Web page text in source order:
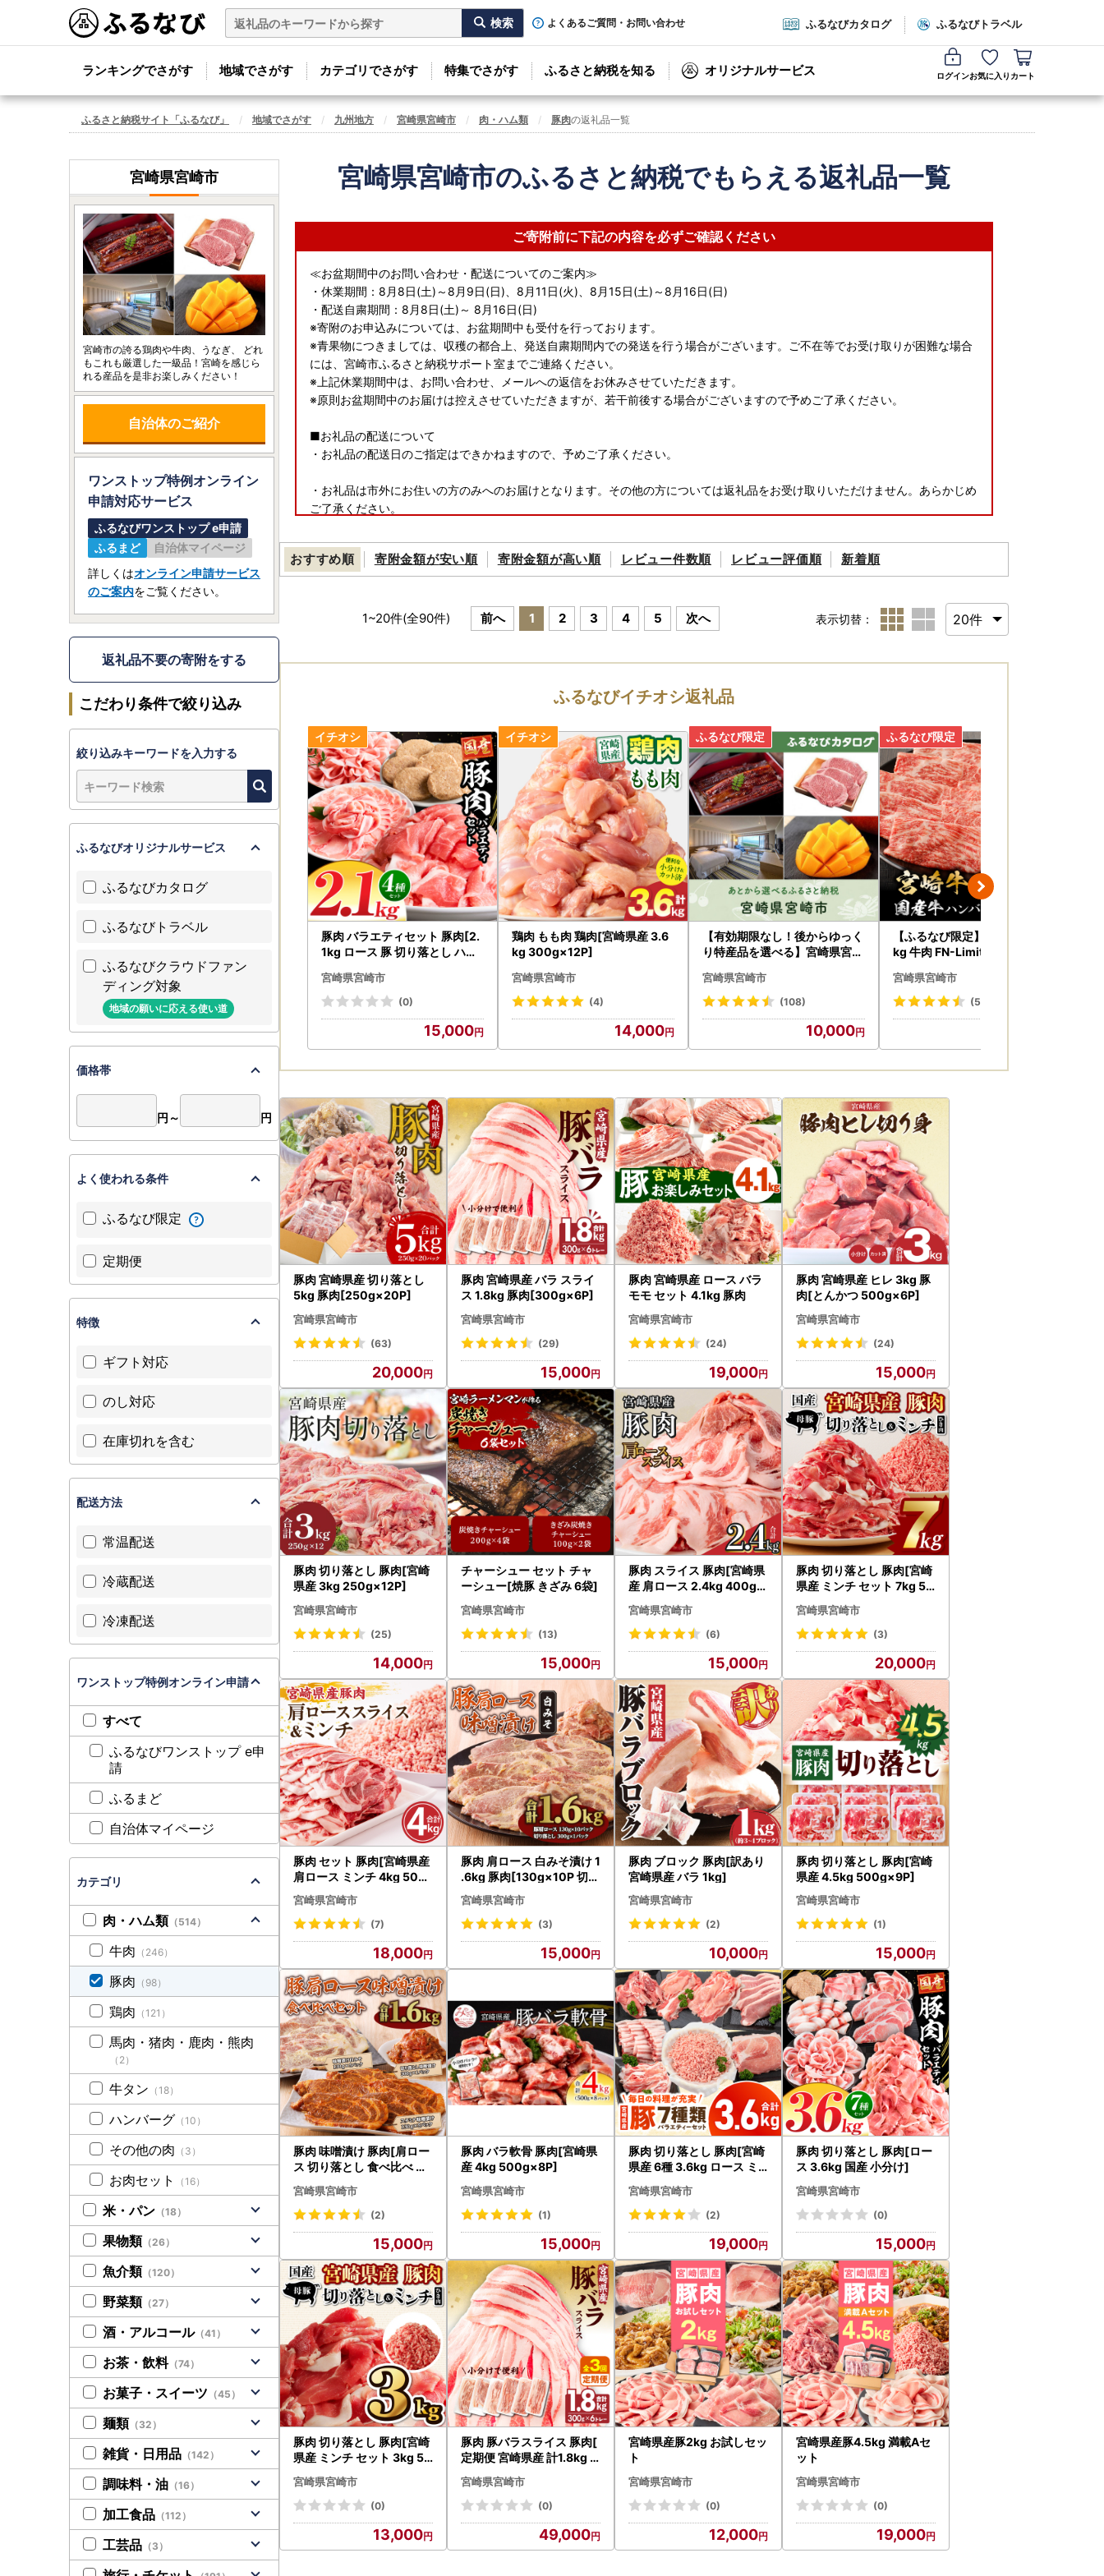
よくあるご質問・お問い合わせ ふるなびカタログ ふるなびトラベル
ランキングでさがす 地域でさがす カテゴリでさがす 特集でさがす ふるさと納税を知る オリジナルサービス ログインお気に入り カート
ふるさと納税サイト「ふるなび」 地域でさがす 九州地方 宮崎県宮崎市 肉・ハム類 豚肉の返礼品一覧
宮崎県宮崎市のふるさと納税でもらえる返礼品一覧
ご寄附前に下記の内容を必ずご確認ください
≪お盆期間中のお問い合わせ・配送についてのご案内≫
・休業期間：8月8日(土)～8月9日(日)、8月11日(火)、8月15日(土)～8月16日(日)
・配送自粛期間：8月8日(土)～ 8月16日(日)
※寄附のお申込みについては、お盆期間中も受付を行っております。
※青果物につきましては、収穫の都合上、発送自粛期間内での発送を行う場合がございます。ご不在等でお受け取りが困難な場合
には、宮崎市ふるさと納税サポート室までご連絡ください。
※上記休業期間中は、お問い合わせ、メールへの返信をお休みさせていただきます。
※原則お盆期間中のお届けは控えさせていただきますが、若干前後する場合がございますので予めご了承ください。
■お礼品の配送について
・お礼品の配送日のご指定はできかねますので、予めご了承ください。
・お礼品は市外にお住いの方のみへのお届けとなります。その他の方については返礼品をお受け取りいただけません。あらかじめ
ご了承ください。
・お礼品毎にお届け時期が異なります。詳しくは各お礼品ページ内に表記がございますのでそちらをご確認ください。
・お礼品の在庫状況により、お礼品ページ内表記のお届け時期以上に時間を頂戴する場合がございますのでご理解の程宜しくお願
・お届けを致しましたお礼品は確実にお受取りください。長期不在等寄付者様事由による返送、劣化、においては再送は出来ませ
お届け先を変更（転送）する場合、転送料金は、ご贈答用の場合でもお届け先様のご負担となりますので、ご住所にお間違いがな
いか十分にご確認の上ご注文ください。
なお、お届け先様が住所不明で配達ができない場合は、送り状記載のご依頼主様に返送させていただきますので、予めご了承くだ
さい。
・梱包はお礼品毎に個別に実施してお届けいたします(複数のお礼品の同一梱包は出来ません)。
・一部離島にはクール便でのお届けが出来ませんのでご注意ください。
■ワンストップ特例申請書
入金確認後、注文内容確認画面の【注文者情報】に記載の住所へ申込完了日から30日程度で発送いたします。
（返信封筒あり・切手不要）
※確定申告をされる方は特例申請の必要はありません。
【ワンストップ特例申請書送付先】
〒885-0078
住所：宮崎県都城市宮丸町3070-1
※ワンストップ特例申請受付を外部委託しています。
【ご寄附についての問い合わせ先】
電話番号 050-5444-6451
お問い合わせメールアドレス support@miyazaki.furusato-lg.jp
平日9時～18時 ※土日祝日、GW、年末年始は休業となります。
おすすめ順 寄附金額が安い順 寄附金額が高い順 レビュー件数順 レビュー評価順 新着順
1~20件(全90件) 前へ 1 2 3 4 5 次へ 表示切替：
ふるなびイチオシ返礼品
豚肉 バラエティセット 豚肉[2.
1kg ロース 豚 切り落とし ハン
宮崎県宮崎市
(0)
15,000
鶏肉 もも肉 鶏肉[宮崎県産 3.6
kg 300g×12P]
宮崎県宮崎市
(4)
14,000
【有効期限なし！後からゆっく
り特産品を選べる】宮崎県宮崎
宮崎県宮崎市
(108)
10,000
【ふるなび限定】牛肉 宮崎牛 1
kg 牛肉 FN-Limited-VO
宮崎県宮崎市
(52)
豚肉 宮崎県産 切り落とし
5kg 豚肉[250g×20P]
宮崎県宮崎市
(63)
20,000
豚肉 宮崎県産 バラ スライ
ス 1.8kg 豚肉[300g×6P]
宮崎県宮崎市
(29)
15,000
豚肉 宮崎県産 ロース バラ
モモ セット 4.1kg 豚肉
宮崎県宮崎市
(24)
19,000
豚肉 宮崎県産 ヒレ 3kg 豚
肉[とんかつ 500g×6P]
宮崎県宮崎市
(24)
15,000
豚肉 切り落とし 豚肉[宮崎
県産 3kg 250g×12P]
宮崎県宮崎市
(25)
14,000
チャーシュー セット チャ
ーシュー[焼豚 きざみ 6袋]
宮崎県宮崎市
(13)
15,000
豚肉 スライス 豚肉[宮崎県
産 肩ロース 2.4kg 400g×
6P]
宮崎県宮崎市
(6)
15,000
豚肉 切り落とし 豚肉[宮崎
県産 ミンチ セット 7kg 50
0g×14P]
宮崎県宮崎市
(3)
20,000
豚肉 セット 豚肉[宮崎県産
肩ロース ミンチ 4kg 500
g×8P]
宮崎県宮崎市
(7)
18,000
豚肉 肩ロース 白みそ漬け 1
.6kg 豚肉[130g×10P 切り
落とし300g]
宮崎県宮崎市
(3)
15,000
豚肉 ブロック 豚肉[訳あり
宮崎県産 バラ 1kg]
宮崎県宮崎市
(2)
10,000
豚肉 切り落とし 豚肉[宮崎
県産 4.5kg 500g×9P]
宮崎県宮崎市
(1)
15,000
豚肉 味噌漬け 豚肉[肩ロー
ス 切り落とし 食べ比べ 白
みそ 計1.6kg]
宮崎県宮崎市
(2)
15,000
豚肉 バラ軟骨 豚肉[宮崎県
産 4kg 500g×8P]
宮崎県宮崎市
(1)
15,000
豚肉 切り落とし 豚肉[宮崎
県産 6種 3.6kg ロース ミ
ンチ モモ バラ等]
宮崎県宮崎市
(2)
19,000
豚肉 切り落とし 豚肉[ロー
ス 3.6kg 国産 小分け]
宮崎県宮崎市
(0)
15,000
豚肉 切り落とし 豚肉[宮崎
県産 ミンチ セット 3kg 50
0g×6P]
宮崎県宮崎市
(0)
13,000
豚肉 豚バラスライス 豚肉[
定期便 宮崎県産 計1.8kg
全3回 隔月]
宮崎県宮崎市
(0)
49,000
宮崎県産豚2kg お試しセッ
ト
宮崎県宮崎市
(0)
12,000
宮崎県産豚4.5kg 満載Aセ
ット
宮崎県宮崎市
(0)
19,000
宮崎県宮崎市
宮崎市の誇る鶏肉や牛肉、うなぎ、 どれ
もこれも厳選した一級品！宮崎を感じら
れる産品を是非お楽しみください！
自治体のご紹介
ワンストップ特例オンライン
申請対応サービス
ふるなびワンストップ e申請
ふるまど
自治体マイページ
詳しくはオンライン申請サービス
のご案内をご覧ください。
返礼品不要の寄附をする
こだわり条件で絞り込み
絞り込みキーワードを入力する
ふるなびオリジナルサービス
ふるなびカタログ
ふるなびトラベル
ふるなびクラウドファン
ディング対象
地域の願いに応える使い道
価格帯
円～ 円
よく使われる条件
ふるなび限定
定期便
特徴
ギフト対応
のし対応
在庫切れを含む
配送方法
常温配送
冷蔵配送
冷凍配送
ワンストップ特例オンライン申請
すべて
ふるなびワンストップ e申
請
ふるまど
自治体マイページ
カテゴリ
肉・ハム類 （514）
牛肉 （246）
豚肉 （98）
鶏肉 （121）
馬肉・猪肉・鹿肉・熊肉
（2）
牛タン （18）
ハンバーグ （10）
その他の肉 （3）
お肉セット （16）
米・パン （18）
果物類 （26）
魚介類 （120）
野菜類 （27）
酒・アルコール（41）
お茶・飲料（74）
お菓子・スイーツ （45）
麺類 （32）
雑貨・日用品 （142）
調味料・油 （16）
加工食品 （112）
工芸品 （3）